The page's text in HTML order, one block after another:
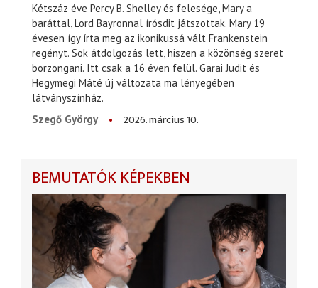
Kétszáz éve Percy B. Shelley és felesége, Mary a
baráttal, Lord Bayronnal írósdit játszottak. Mary 19
évesen így írta meg az ikonikussá vált Frankenstein
regényt. Sok átdolgozás lett, hiszen a közönség szeret
borzongani. Itt csak a 16 éven felül. Garai Judit és
Hegymegi Máté új változata ma lényegében
látványszínház.
Szegő György
2026. március 10.
BEMUTATÓK KÉPEKBEN